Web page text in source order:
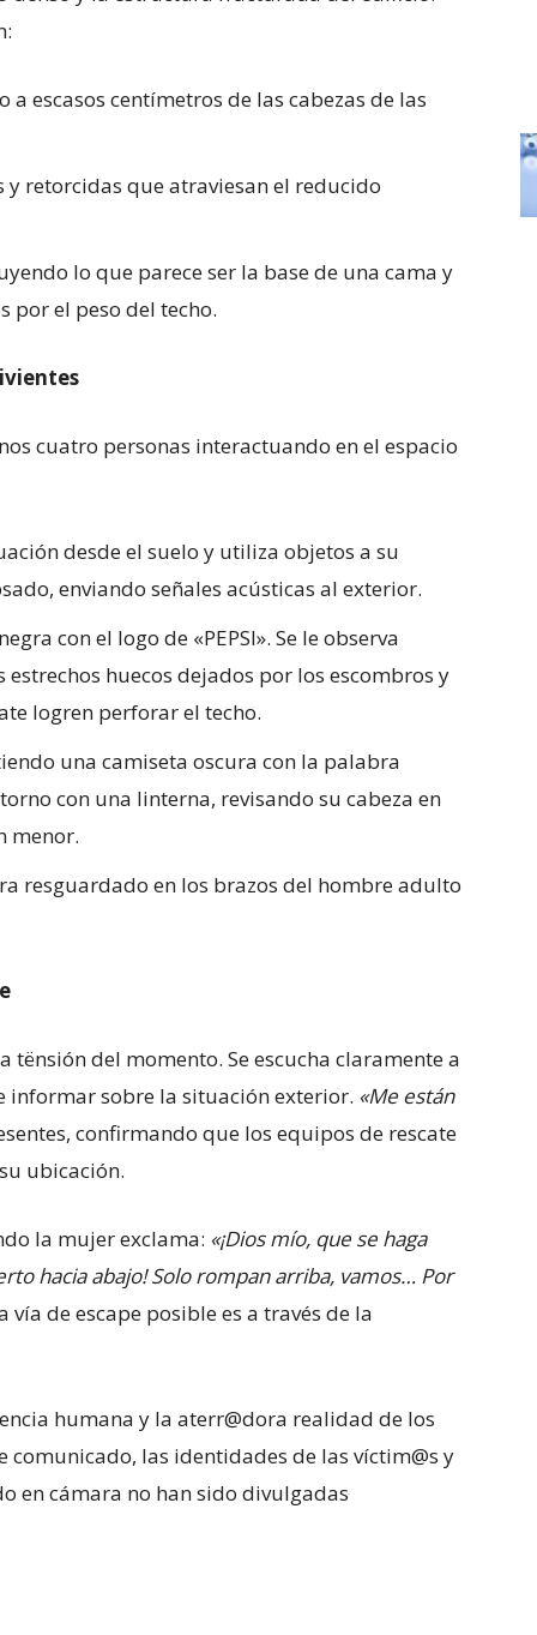
escasos centímetros de las cabezas de las
retorcidas que atraviesan el reducido
lo que parece ser la base de una cama y
por el peso del techo.
cuatro personas interactuando en el espacio
desde el suelo y utiliza objetos a su
enviando señales acústicas al exterior.
con el logo de «PEPSI». Se le observa
huecos dejados por los escombros y
logren perforar el techo.
una camiseta oscura con la palabra
con una linterna, revisando su cabeza en
menor.
resguardado en los brazos del hombre adulto
del momento. Se escucha claramente a
informar sobre la situación exterior. «Me están
confirmando que los equipos de rescate
ubicación.
la mujer exclama: «¡Dios mío, que se haga
hacia abajo! Solo rompan arriba, vamos… Por
de escape posible es a través de la
humana y la aterr@dora realidad de los
comunicado, las identidades de las víctim@s y
en cámara no han sido divulgadas